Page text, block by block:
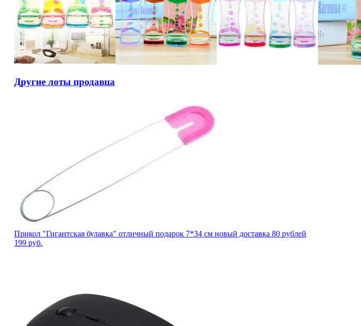
Другие лоты продавца
Прикол "Гигантская булавка" отличный подарок 7*34 см новый доставка 80 рублей
199 руб.